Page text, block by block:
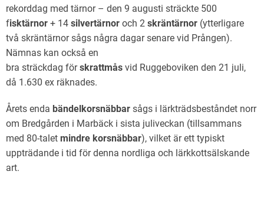
rekorddag med tärnor – den 9 augusti sträckte 500
fisktärnor + 14 silvertärnor och 2 skräntärnor (ytterligare
två skräntärnor sågs några dagar senare vid Prången).
Nämnas kan också en
bra sträckdag förskrattmås vid Ruggeboviken den 21 juli,
då 1.630 ex räknades.
Årets enda bändelkorsnäbbar sågs i lärkträdsbeståndet norr
om Bredgården i Marbäck i sista juliveckan (tillsammans
med 80-talet mindre korsnäbbar), vilket är ett typiskt
uppträdande i tid för denna nordliga och lärkkottsälskande
art.